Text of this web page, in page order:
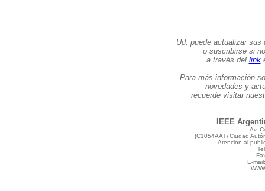
Ud. puede actualizar sus
o suscribirse si
a través del link
Para más información
novedades y
recuerde visitar
IEEE
Av.
(C1054AAT) Ciudad
Atencion al
E-